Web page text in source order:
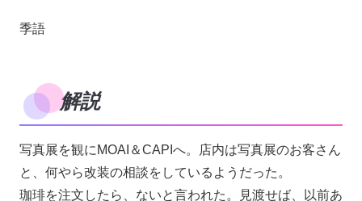
季語
解説
写真展を観にMOAI＆CAPIへ。店内は写真展のお客さん
と、何やら改装の相談をしているようだった。
珈琲を注文したら、ないと言われた。見渡せば、以前あ